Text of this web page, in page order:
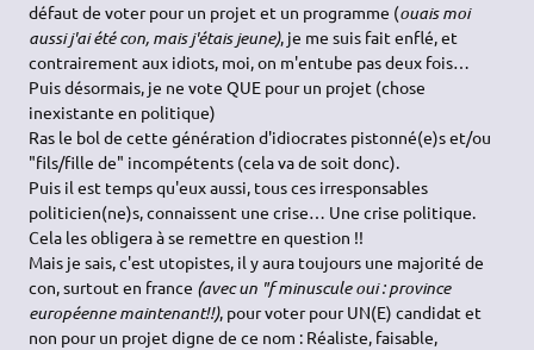
défaut de voter pour un projet et un programme (ouais moi
aussi j'ai été con, mais j'étais jeune), je me suis fait enflé, et
contrairement aux idiots, moi, on m'entube pas deux fois…
Puis désormais, je ne vote QUE pour un projet (chose
inexistante en politique)
Ras le bol de cette génération d'idiocrates pistonné(e)s et/ou
"fils/fille de" incompétents (cela va de soit donc).
Puis il est temps qu'eux aussi, tous ces irresponsables
politicien(ne)s, connaissent une crise… Une crise politique.
Cela les obligera à se remettre en question !!
Mais je sais, c'est utopistes, il y aura toujours une majorité de
con, surtout en france (avec un "f minuscule oui : province
européenne maintenant!!), pour voter pour UN(E) candidat et
non pour un projet digne de ce nom : Réaliste, faisable,